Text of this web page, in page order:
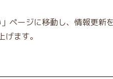
ページに移動し、情報更新
ます。